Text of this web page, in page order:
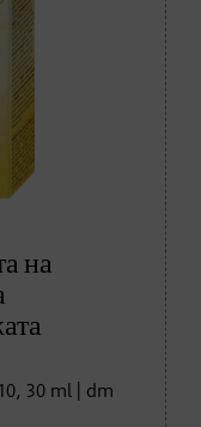
на
30 ml | dm